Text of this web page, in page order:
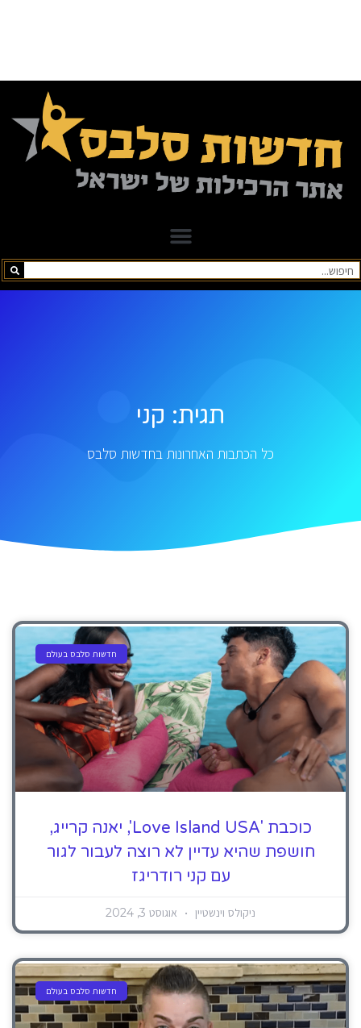
תגית: קני
כל הכתבות האחרונות בחדשות סלבס
חדשות סלבס בעולם
כוכבת 'Love Island USA', יאנה קרייג,
חושפת שהיא עדיין לא רוצה לעבור לגור
עם קני רודריגז
ניקולס וינשטיין אוגוסט 3, 2024
חדשות סלבס בעולם